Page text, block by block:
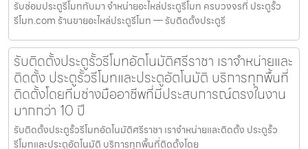
รับซ่อมประตูรีโมททับมา จำหน่ายอะไหล่ประตูรีโมท ครบวงจรที่ ประตูรั้ว
รีโมท.com ร้านขายอะไหล่ประตูรีโมท — รับติดตั้งประตูรี
รับติดตั้งประตูรั้วรีโมทอัตโนมัติศรีราชา เราจำหน่ายและ
ติดตั้ง ประตูรั้วรีโมทและประตูอัตโนมัติ บริการทุกพื้นที่
ติดตั้งโดยทีมช่างมืออาชีพที่มีประสบการณ์ตรงในงาน
มากกว่า 10 ปี
รับติดตั้งประตูรั้วรีโมทอัตโนมัติศรีราชา เราจำหน่ายและติดตั้ง ประตูรั้ว
รีโมทและประตูอัตโนมัติ บริการทุกพื้นที่ติดตั้งโดย